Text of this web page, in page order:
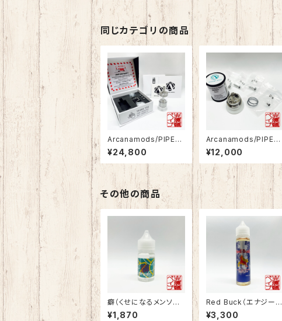
同じカテゴリの商品
Arcanamods/PIPELI
NE MUTED+ RTA
¥24,800
Arcanamods/PIPELI
NE MUTED RTA+ Ba
se
¥12,000
その他の商品
癖（くせになるメンソー
ル）_30ml
¥1,870
Red Buck（エナジード
リンク）_60ml
¥3,300